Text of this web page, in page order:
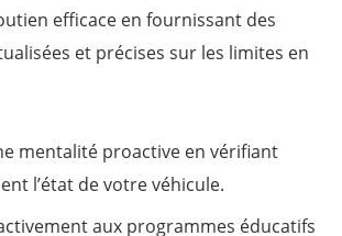
efficace en fournissant des
et précises sur les limites en
mentalité proactive en vérifiant
l’état de votre véhicule.
aux programmes éducatifs